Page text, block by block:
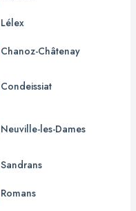
Lélex
Chanoz-Châtenay
Condeissiat
Neuville-les-Dames
Sandrans
Romans